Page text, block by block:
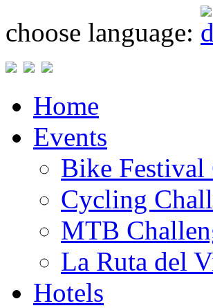
choose language:
Home
Events
Bike
Cycling
MTB
La Ruta del
Hotels